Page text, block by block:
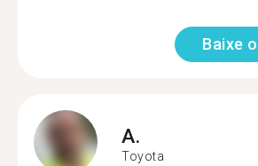
Baixe
A.
Toyota